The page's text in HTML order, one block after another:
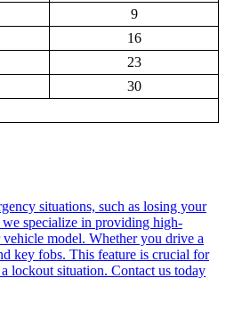
9
16
23
30
situations, such as losing your
specialize in providing high-
model. Whether you drive a
key fobs. This feature is crucial for
lockout situation. Contact us today